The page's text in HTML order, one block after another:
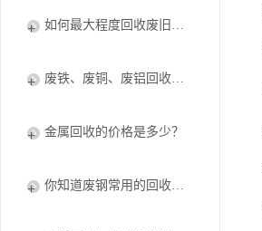
如何最大程度回收废旧电器废铜？
废铁、废铜、废铝回收将加快资循环利用体系建设
金属回收的价格是多少？
你知道废钢常用的回收处理方法吗